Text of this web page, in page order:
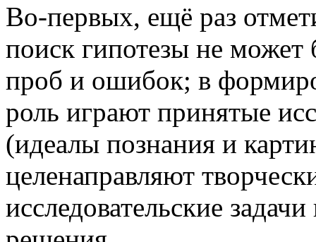
Во-первых, ещё раз
поиск гипотезы не может
проб и ошибок; в
роль играют принятые
(идеалы познания и
целенаправляют
исследовательские